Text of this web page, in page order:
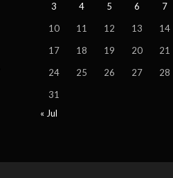
3
4 5 6 7
10
11 12 13 14
17
18 19 20 21
24
25 26 27 28
31
« Jul